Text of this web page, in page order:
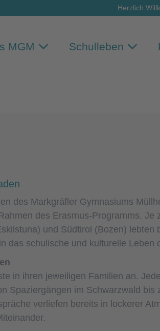
Herzlich
MGM Schulleben
des Markgräfler Gymnasiums
des Erasmus‑Programms. Je
und Südtirol (Bozen) lebten
das schulische und kulturelle Leben
in ihren jeweiligen Familien an.
Spaziergängen im Schwarzwald bis
verliefen bereits in lockerer